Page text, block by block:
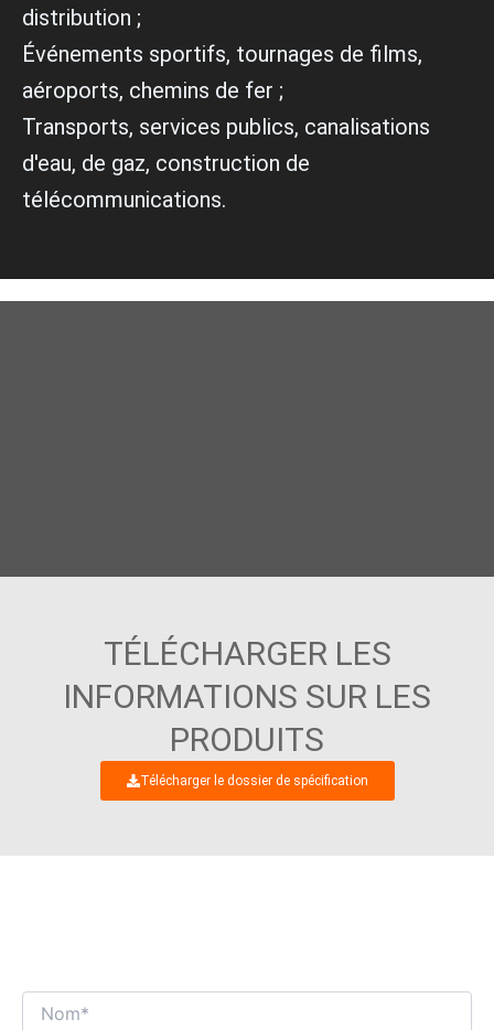
distribution ;
Événements sportifs, tournages de films,
aéroports, chemins de fer ;
Transports, services publics, canalisations
d'eau, de gaz, construction de
télécommunications.
TÉLÉCHARGER LES
INFORMATIONS SUR LES
PRODUITS
Télécharger le dossier de spécification